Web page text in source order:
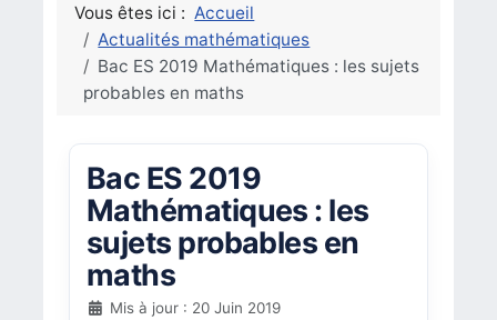
Vous êtes ici : Accueil
Actualités mathématiques
Bac ES 2019 Mathématiques : les sujets
probables en maths
Bac ES 2019
Mathématiques : les
sujets probables en
maths
Mis à jour : 20 Juin 2019